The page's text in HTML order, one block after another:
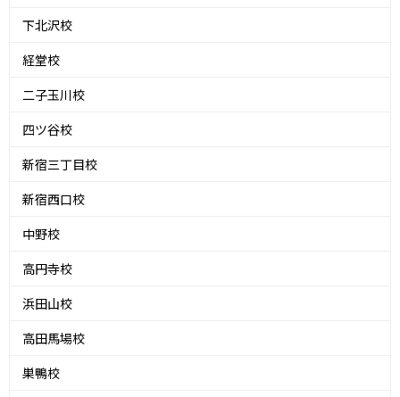
下北沢校
経堂校
二子玉川校
四ツ谷校
新宿三丁目校
新宿西口校
中野校
高円寺校
浜田山校
高田馬場校
巣鴨校